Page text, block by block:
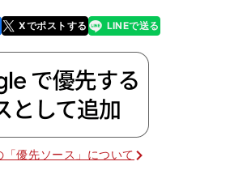
Xでポストする
line LINEで送る
優先ソース」について